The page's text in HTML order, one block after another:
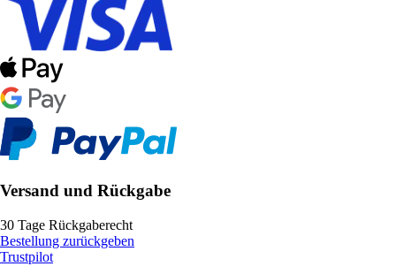
Versand und Rückgabe
30 Tage Rückgaberecht
Bestellung zurückgeben
Trustpilot